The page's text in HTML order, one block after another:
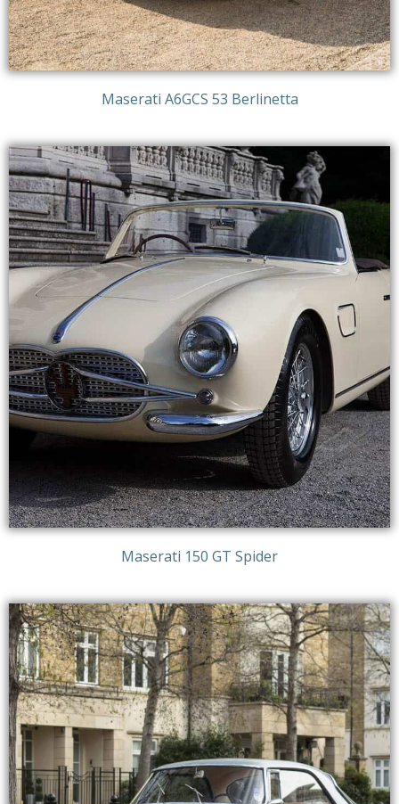
Maserati A6GCS 53 Berlinetta
Maserati 150 GT Spider